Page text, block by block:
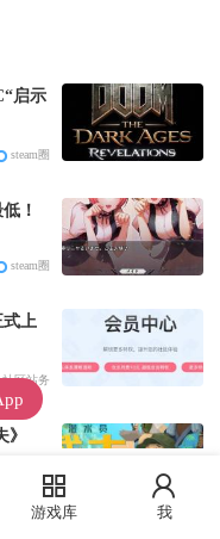
启示
steam圈
！
steam圈
式上
社区站务
圈那些事
游戏库 我